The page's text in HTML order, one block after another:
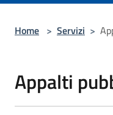
Home > Servizi >
Appalti